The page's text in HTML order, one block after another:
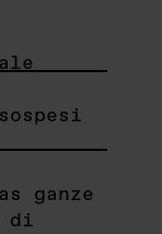
ganze
di